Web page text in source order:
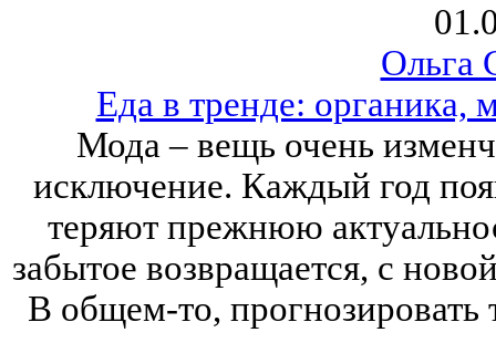
Ольга
Еда в тренде: органика,
Мода – вещь очень
исключение. Каждый год
теряют прежнюю
забытое возвращается, с
В общем-то, прогнозировать